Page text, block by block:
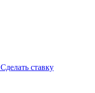
Сделать ставку